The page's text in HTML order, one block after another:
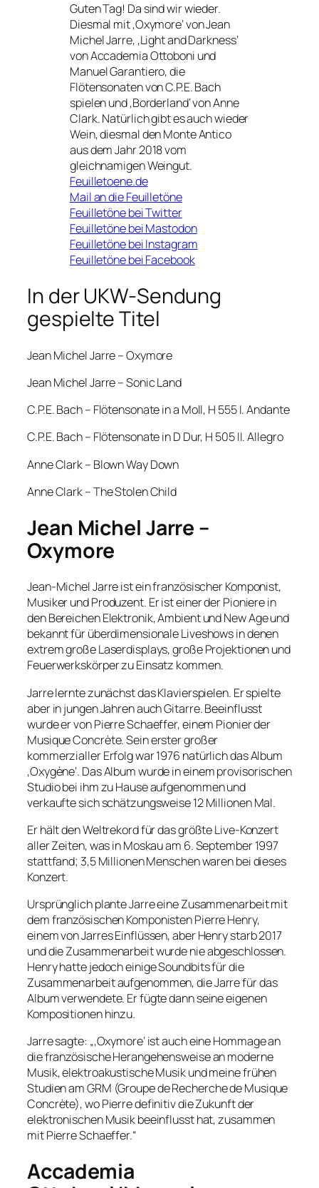
Guten Tag! Da sind wir wieder.
Diesmal mit ‚Oxymore‘ von Jean
Michel Jarre, ‚Light and Darkness‘
von Accademia Ottoboni und
Manuel Garantiero, die
Flötensonaten von C.P.E. Bach
spielen und ‚Borderland‘ von Anne
Clark. Natürlich gibt es auch wieder
Wein, diesmal den Monte Antico
aus dem Jahr 2018 vom
gleichnamigen Weingut.
Feuilletoene.de
Mail an die Feuilletöne
Feuilletöne bei Twitter
Feuilletöne bei Mastodon
Feuilletöne bei Instagram
Feuilletöne bei Facebook
In der UKW-Sendung
gespielte Titel
Jean Michel Jarre – Oxymore
Jean Michel Jarre – Sonic Land
C.P.E. Bach – Flötensonate in a Moll, H 555 I. Andante
C.P.E. Bach – Flötensonate in D Dur, H 505 II. Allegro
Anne Clark – Blown Way Down
Anne Clark – The Stolen Child
Jean Michel Jarre –
Oxymore
Jean-Michel Jarre ist ein französischer Komponist,
Musiker und Produzent. Er ist einer der Pioniere in
den Bereichen Elektronik, Ambient und New Age und
bekannt für überdimensionale Liveshows in denen
extrem große Laserdisplays, große Projektionen und
Feuerwerkskörper zu Einsatz kommen.
Jarre lernte zunächst das Klavierspielen. Er spielte
aber in jungen Jahren auch Gitarre. Beeinflusst
wurde er von Pierre Schaeffer, einem Pionier der
Musique Concrète. Sein erster großer
kommerzialler Erfolg war 1976 natürlich das Album
‚Oxygène‘. Das Album wurde in einem provisorischen
Studio bei ihm zu Hause aufgenommen und
verkaufte sich schätzungsweise 12 Millionen Mal.
Er hält den Weltrekord für das größte Live-Konzert
aller Zeiten, was in Moskau am 6. September 1997
stattfand; 3,5 Millionen Menschen waren bei dieses
Konzert.
Ursprünglich plante Jarre eine Zusammenarbeit mit
dem französischen Komponisten Pierre Henry,
einem von Jarres Einflüssen, aber Henry starb 2017
und die Zusammenarbeit wurde nie abgeschlossen.
Henry hatte jedoch einige Soundbits für die
Zusammenarbeit aufgenommen, die Jarre für das
Album verwendete. Er fügte dann seine eigenen
Kompositionen hinzu.
Jarre sagte: „‚Oxymore‘ ist auch eine Hommage an
die französische Herangehensweise an moderne
Musik, elektroakustische Musik und meine frühen
Studien am GRM (Groupe de Recherche de Musique
Concrète), wo Pierre definitiv die Zukunft der
elektronischen Musik beeinflusst hat, zusammen
mit Pierre Schaeffer.“
Accademia